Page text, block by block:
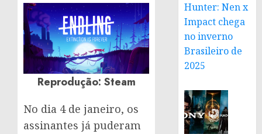
Reprodução: Steam
No dia 4 de janeiro, os
assinantes já puderam
Hunter: Nen x
Impact chega
no inverno
Brasileiro de
2025